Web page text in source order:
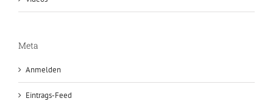
Meta
Anmelden
Eintrags-Feed